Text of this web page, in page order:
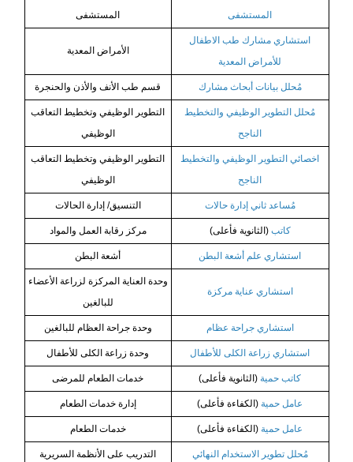
المستشفى
المستشفى
استشاري مشارك طب الاطفال
للأمراض المعدية
الأمراض المعدية
مُحلل بيانات أبحاث مشارك قسم طب الأنف والأذن والحنجرة
مُحلل التطوير الوظيفي والتخطيط
الناجح
التطوير الوظيفي وتخطيط التعاقب
الوظيفي
اخصائي التطوير الوظيفي والتخطيط
الناجح
التطوير الوظيفي وتخطيط التعاقب
الوظيفي
مُساعد ثاني إدارة حالات التنسيق/ إدارة الحالات
كاتب (الثانوية فأعلى) مركز رقابة العمل والمواد
استشاري علم أشعة البطن أشعة البطن
استشاري عناية مركزة
وحدة العناية المركزة لزراعة الأعضاء
للبالغين
استشاري جراحة عظام وحدة جراحة العظام للبالغين
استشاري زراعة الكلى للأطفال وحدة زراعة الكلى للأطفال
كاتب حمية (الثانوية فأعلى) خدمات الطعام للمرضى
عامل حمية (الكفاءة فأعلى) إدارة خدمات الطعام
عامل حمية (الكفاءة فأعلى) خدمات الطعام
مُحلل تطوير الاستخدام النهائي التدريب على الأنظمة السريرية